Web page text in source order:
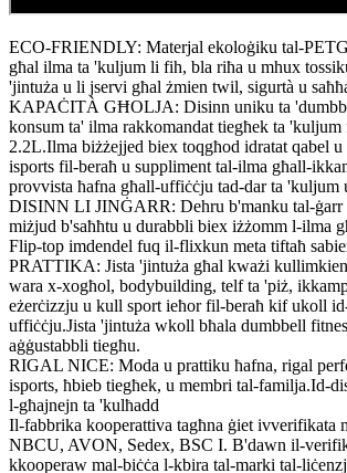
ECO-FRIENDLY: Materjal ekoloġiku tal-
għal ilma ta 'kuljum li fih, bla riħa u mhux
'jintuża u li jservi għal żmien twil, sigurtà u
KAPAĊITÀ GĦOLJA: Disinn uniku ta
konsum ta' ilma rakkomandat tiegħek ta 'kuljum
2.2L.Ilma biżżejjed biex toqgħod idratat qabel
isports fil-beraħ u suppliment tal-ilma għall-
provvista ħafna għall-uffiċċju tad-dar ta 'kuljum
DISINN LI JINĠARR: Dehru b'manku tal-ġarr
miżjud b'saħħtu u durabbli biex iżżomm l-ilma
Flip-top imdendel fuq il-flixkun meta tiftaħ
PRATTIKA: Jista 'jintuża għal kważi
wara x-xogħol, bodybuilding, telf ta 'piż,
eżerċizzju u kull sport ieħor fil-beraħ kif ukoll
uffiċċju.Jista 'jintuża wkoll bħala dumbbell
aġġustabbli tiegħu.
RIGAL NICE: Moda u prattiku ħafna, rigal
isports, ħbieb tiegħek, u membri tal-familja.Id-
l-għajnejn ta 'kulħadd
Il-fabbrika kooperattiva tagħna ġiet ivverifikata
NBCU, AVON, Sedex, BSC I. B'dawn il-
kkooperaw mal-biċċa l-kbira tal-marki tal-